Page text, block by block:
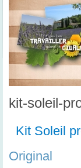
kit-soleil-
Kit Soleil
Original